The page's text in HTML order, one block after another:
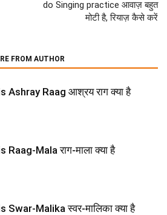
do Singing practice आवाज़ बहुत
मोटी है, रियाज़ कैसे करें
FROM AUTHOR
Ashray Raag आश्रय राग क्या है
Raag-Mala राग-माला क्या है
Swar-Malika स्वर-मालिका क्या है